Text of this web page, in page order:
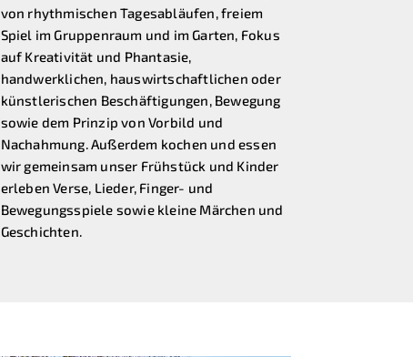
von rhythmischen Tagesabläufen, freiem
Spiel im Gruppenraum und im Garten, Fokus
auf Kreativität und Phantasie,
handwerklichen, hauswirtschaftlichen oder
künstlerischen Beschäftigungen, Bewegung
sowie dem Prinzip von Vorbild und
Nachahmung. Außerdem kochen und essen
wir gemeinsam unser Frühstück und Kinder
erleben Verse, Lieder, Finger- und
Bewegungsspiele sowie kleine Märchen und
Geschichten.